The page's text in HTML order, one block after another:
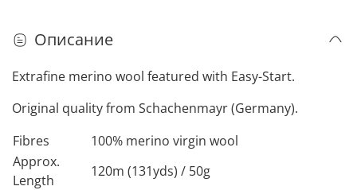
Описание
Extrafine merino wool featured with Easy-Start.
Original quality from Schachenmayr (Germany).
Fibres
100% merino virgin wool
Approx.
Length
120m (131yds) / 50g